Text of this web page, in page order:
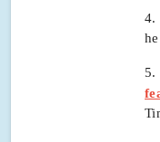
4.
5.